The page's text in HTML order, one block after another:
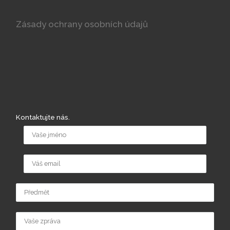
Zásady ochrany osobních údajů
Kontaktujte nás.